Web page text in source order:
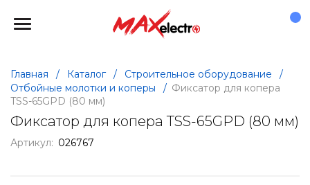
Главная / Каталог / Строительное оборудование
/
Отбойные молотки и коперы
/ Фиксатор для копера
TSS-65GPD (80 мм)
Фиксатор для копера TSS-65GPD (80 мм)
Артикул: 026767